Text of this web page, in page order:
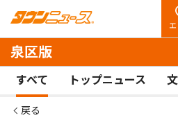
泉区版
すべて トップニュース
戻る